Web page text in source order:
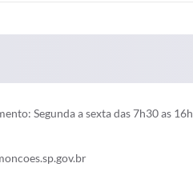
Segunda a sexta das 7h30 as 16h